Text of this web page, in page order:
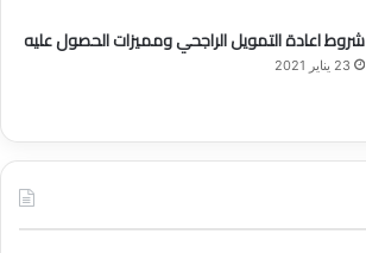
شروط اعادة التمويل الراجحي ومميزات الحصول عليه
23 يناير 2021